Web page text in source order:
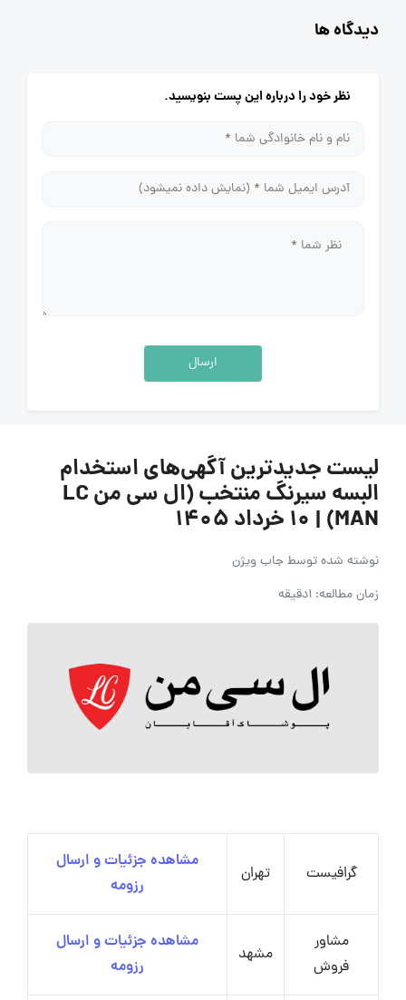
دیدگاه ها
نظر خود را درباره این پست بنویسید.
ارسال
لیست جدیدترین آگهی‌های استخدام
البسه سیرنگ منتخب (ال سی من LC
MAN) | ۱۰ خرداد ۱۴۰۵
نوشته شده توسطجاب ویژن
زمان مطالعه: 1دقیقه
گرافیست تهران
مشاهده جزئیات و ارسال
رزومه
مشاور
فروش
مشهد
مشاهده جزئیات و ارسال
رزومه